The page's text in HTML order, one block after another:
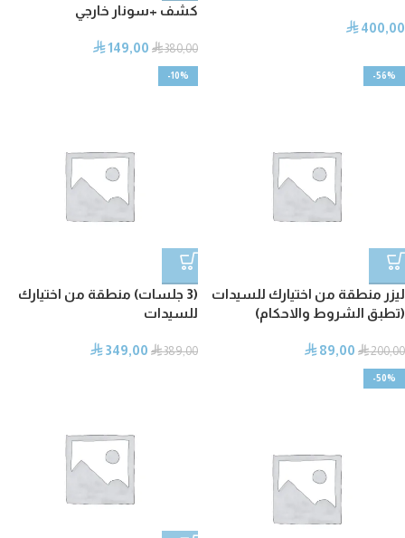
⃁400,00
كشف +سونار خارجي
⃁380,00
⃁149,00
-56%
ليزر منطقة من اختيارك للسيدات
(تطبق الشروط والاحكام)
⃁200,00
⃁89,00
-10%
(3 جلسات) منطقة من اختيارك
للسيدات
⃁389,00
⃁349,00
-50%